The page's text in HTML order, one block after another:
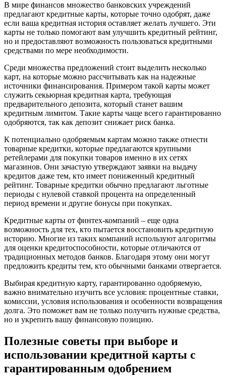
В мире финансов множество банковских учреждений
предлагают кредитные карты, которые точно одобрят, даже
если ваша кредитная история оставляет желать лучшего. Эти
карты не только помогают вам улучшить кредитный рейтинг,
но и предоставляют возможность пользоваться кредитными
средствами по мере необходимости.
Среди множества предложений стоит выделить несколько
карт, на которые можно рассчитывать как на надежные
источники финансирования. Примером такой карты может
служить секьюрная кредитная карта, требующая
предварительного депозита, который станет вашим
кредитным лимитом. Такие карты чаще всего гарантированно
одобряются, так как депозит снижает риск банка.
К потенциально одобряемым картам можно также отнести
товарные кредитки, которые предлагаются крупными
ретейлерами для покупки товаров именно в их сетях
магазинов. Они зачастую утверждают заявки на выдачу
кредитов даже тем, кто имеет пониженный кредитный
рейтинг. Товарные кредитки обычно предлагают льготные
периоды с нулевой ставкой процента на определенный
период времени и другие бонусы при покупках.
Кредитные карты от финтех-компаний – еще одна
возможность для тех, кто пытается восстановить кредитную
историю. Многие из таких компаний используют алгоритмы
для оценки кредитоспособности, которые отличаются от
традиционных методов банков. Благодаря этому они могут
предложить кредиты тем, кто обычными банками отвергается.
Выбирая кредитную карту, гарантированно одобряемую,
важно внимательно изучить все условия: процентные ставки,
комиссии, условия использования и особенности возвращения
долга. Это поможет вам не только получить нужные средства,
но и укрепить вашу финансовую позицию.
Полезные советы при выборе и
использовании кредитной карты с
гарантированным одобрением